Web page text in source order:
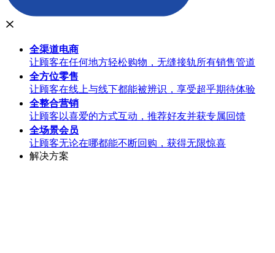
全渠道电商
让顾客在任何地方轻松购物，无缝接轨所有销售管道
全方位零售
让顾客在线上与线下都能被辨识，享受超乎期待体验
全整合营销
让顾客以喜爱的方式互动，推荐好友并获专属回馈
全场景会员
让顾客无论在哪都能不断回购，获得无限惊喜
解决方案